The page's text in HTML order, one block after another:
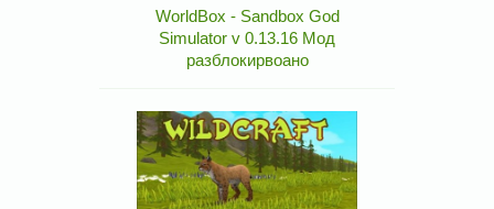
WorldBox - Sandbox God
Simulator v 0.13.16 Мод
разблокирвоано